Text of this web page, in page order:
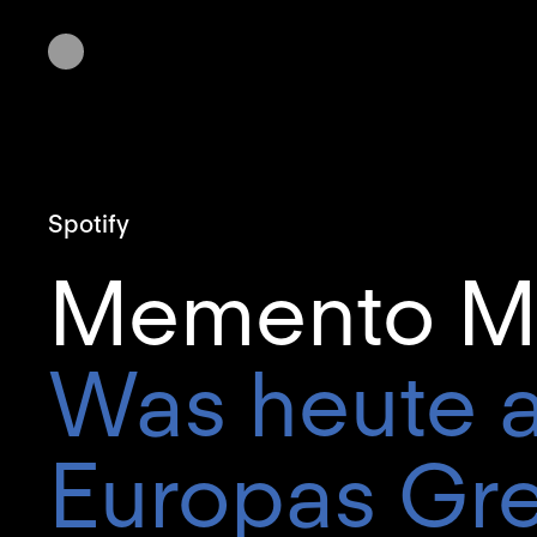
Spotify
Memento
Was heute
Europas